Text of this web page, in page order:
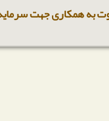
به همکاری جهت